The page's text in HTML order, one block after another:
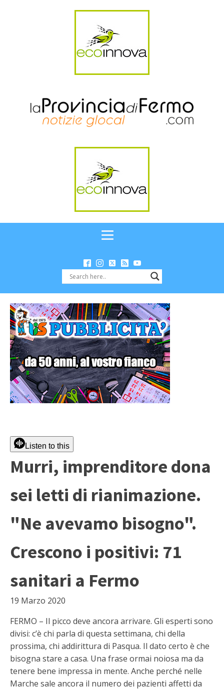
Listen to this
Murri, imprenditore dona
sei letti di rianimazione.
"Ne avevamo bisogno".
Crescono i positivi: 71
sanitari a Fermo
19 Marzo 2020
FERMO – Il picco deve ancora arrivare. Gli esperti sono
divisi: c’è chi parla di questa settimana, chi della
prossima, chi addirittura di Pasqua. Il dato certo è che
bisogna stare a casa. Una frase ormai noiosa ma da
tenere bene impressa in mente. Anche perché nelle
Marche sale ancora il numero dei pazienti affetti da